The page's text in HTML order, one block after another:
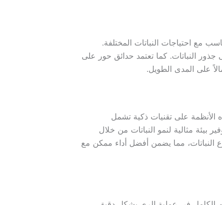
مع احتياجات النباتات المختلفة.
جذور النباتات. كما تعتمد حدائق حور على
على المدى الطويل.
الأنظمة على تقنيات ذكية تشمل
بيئة مثالية لنمو النباتات من خلال
النباتات، مما يضمن أفضل أداء ممكن مع